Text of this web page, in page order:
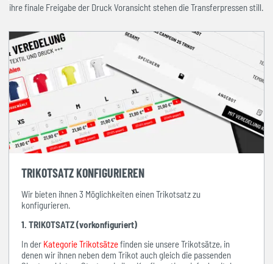
ihre finale Freigabe der Druck Voransicht stehen die Transferpressen still.
TRIKOTSATZ KONFIGURIEREN
Wir bieten ihnen 3 Möglichkeiten einen Trikotsatz zu
konfigurieren.
1. TRIKOTSATZ (vorkonfiguriert)
In der Kategorie Trikotsätzefinden sie unsere Trikotsätze, in
denen wir ihnen neben dem Trikot auch gleich die passenden